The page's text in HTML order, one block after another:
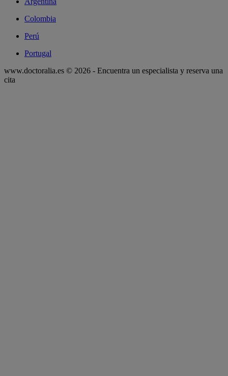
Colombia
Perú
Portugal
www.doctoralia.es © 2026 - Encuentra un especialista y reserva una
cita